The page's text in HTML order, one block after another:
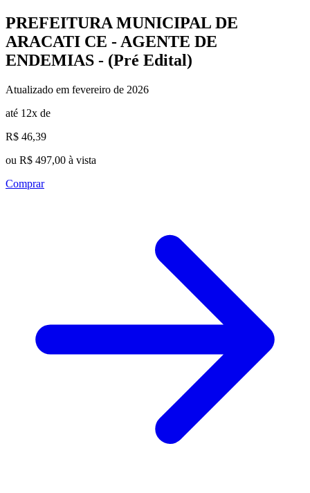
PREFEITURA MUNICIPAL DE
ARACATI CE - AGENTE DE
ENDEMIAS - (Pré Edital)
Atualizado em fevereiro de 2026
até 12x de
R$ 46,39
ou R$ 497,00 à vista
Comprar